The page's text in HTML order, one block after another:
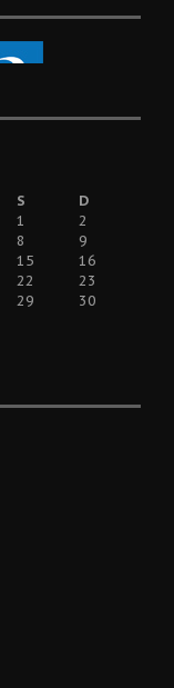
S
D
1
2
8
9
15
16
22
23
29
30